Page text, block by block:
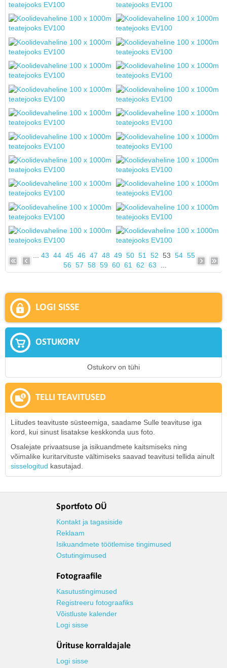
43 44 45 46 47 48 49 50 51 52 53 54 55
56 57 58 59 60 61 62 63
LOGI SISSE
OSTUKORV
Ostukorv on tühi
TELLI TEAVITUSED
Liitudes teavituste süsteemiga, saadame Sulle teavituse iga
kord, kui sinust lisatakse keskkonda uus foto.
Osalejate privaatsuse ja isikuandmete kaitsmiseks ning
võimalike kuritarvituste vältimiseks saavad teavitusi tellida ainult
sisselogitud kasutajad.
Sportfoto OÜ
Kontakt ja tagasiside
Reklaam
Isikuandmete töötlemise tingimused
Ostutingimused
Fotograafile
Kasutustingimused
Registreeru fotograafiks
Võistluste kalender
Logi sisse
Ürituse korraldajale
Logi sisse